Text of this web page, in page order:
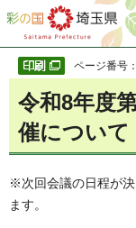
彩の国 埼玉県
ページ番号
令和8年度
催について
※次回会議の日程が
ます。